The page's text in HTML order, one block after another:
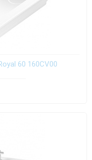
60 160CV00